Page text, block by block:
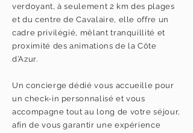
verdoyant, à seulement 2 km des plages
et du centre de Cavalaire, elle offre un
cadre privilégié, mêlant tranquillité et
proximité des animations de la Côte
d’Azur.
Un concierge dédié vous accueille pour
un check-in personnalisé et vous
accompagne tout au long de votre séjour,
afin de vous garantir une expérience